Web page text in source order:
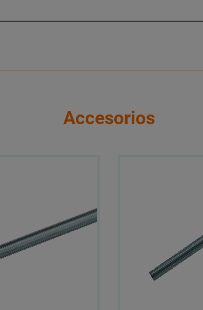
Accesorios